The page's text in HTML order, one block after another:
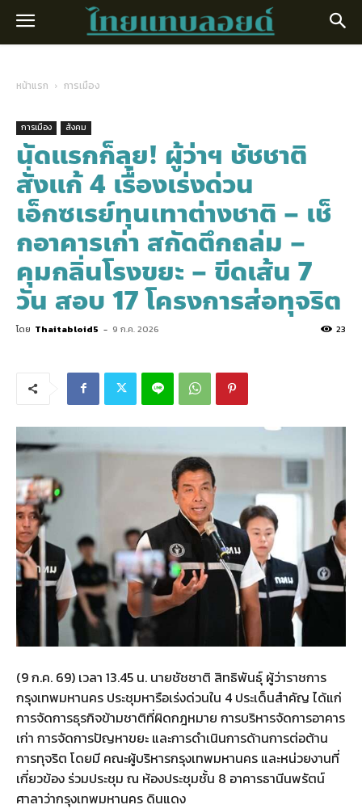
หน้าแรก การเมือง
การเมือง สังคม
นัดแรกก็ลุย! ผู้ว่าฯ ชัชชาติ
สั่งแก้ 4 เรื่องเร่งด่วน
เอ็กซเรย์ทุนเทาต่างชาติ – เช็
กอาคารเก่า สกัดตึกถล่ม –
คุมกลิ่นโรงขยะ – ขีดเส้น 7
วัน สอบ 17 โครงการส่อทุจริต
โดย Thaitabloid5 - 9 ก.ค. 2026 23
(9 ก.ค. 69) เวลา 13.45 น. นายชัชชาติ สิทธิพันธุ์ ผู้ว่าราชการ
กรุงเทพมหานคร ประชุมหารือเร่งด่วนใน 4 ประเด็นสำคัญ ได้แก่
การจัดการธุรกิจข้ามชาติที่ผิดกฎหมาย การบริหารจัดการอาคาร
เก่า การจัดการปัญหาขยะ และการดำเนินการด้านการต่อต้าน
การทุจริต โดยมี คณะผู้บริหารกรุงเทพมหานคร และหน่วยงานที่
เกี่ยวข้อง ร่วมประชุม ณ ห้องประชุมชั้น 8 อาคารธานีนพรัตน์
ศาลาว่ากรุงเทพมหานคร ดินแดง